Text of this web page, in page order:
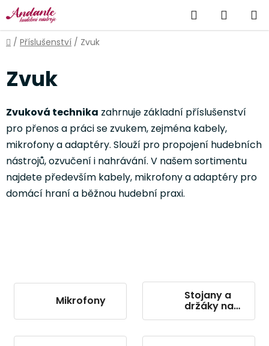
Přejít
na
obsah
Hledat
KOŠÍK
Domů
/ Příslušenství / Zvuk
Zvuk
Zvuková technika zahrnuje základní příslušenství
pro přenos a práci se zvukem, zejména kabely,
mikrofony a adaptéry. Slouží pro propojení hudebních
nástrojů, ozvučení i nahrávání. V našem sortimentu
najdete především kabely, mikrofony a adaptéry pro
domácí hraní a běžnou hudební praxi.
Mikrofony Stojany a
držáky na
mikrofon